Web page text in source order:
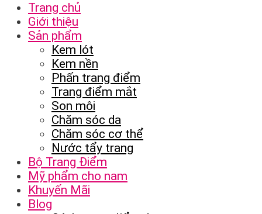
Trang chủ
Giới thiệu
Sản phẩm
Kem lót
Kem nền
Phấn trang điểm
Trang điểm mắt
Son môi
Chăm sóc da
Chăm sóc cơ thể
Nước tẩy trang
Bộ Trang Điểm
Mỹ phẩm cho nam
Khuyến Mãi
Blog